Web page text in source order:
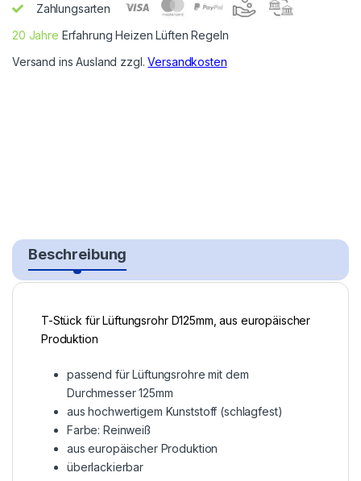
Zahlungsarten
20 Jahre Erfahrung Heizen Lüften Regeln
Versand ins Ausland zzgl.Versandkosten
Beschreibung
T-Stück für Lüftungsrohr D125mm, aus europäischer
Produktion
passend für Lüftungsrohre mit dem
Durchmesser 125mm
aus hochwertigem Kunststoff (schlagfest)
Farbe: Reinweiß
aus europäischer Produktion
überlackierbar